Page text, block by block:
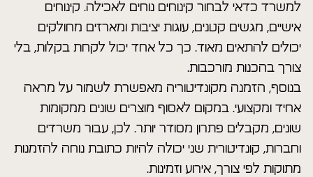
למשרד כדאי לבחור קינוחים נוחים לאכילה. קינוחים
אישיים, מגשים קטנים, עוגות יציבות ומארזים מחולקים
יכולים להתאים מאוד. כך כל אחד יכול לקחת בקלות, בלי
צורך בהכנות מורכבות.
בנוסף, הזמנה מקונדיטוריה מאפשרת לשמור על מראה
אחיד ומקצועי. במקום לאסוף מוצרים שונים ממקומות
שונים, מקבלים פתרון מסודר יותר. לכן, עבור משרדים
וחברות, קונדיטורית שני יכולה להיות כתובת נוחה להזמנות
מתוקות לפי צורך, אירוע וזמינות.